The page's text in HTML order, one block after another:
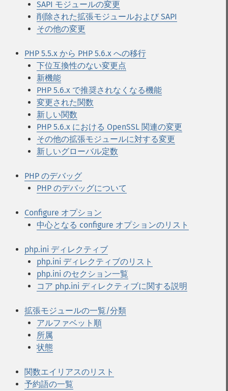
SAPI モジュールの変更
削除された拡張モジュールおよび SAPI
その他の変更
PHP 5.5.x から PHP 5.6.x への移行
下位互換性のない変更点
新機能
PHP 5.6.x で推奨されなくなる機能
変更された関数
新しい関数
PHP 5.6.x における OpenSSL 関連の変更
その他の拡張モジュールに対する変更
新しいグローバル定数
PHP のデバッグ
PHP のデバッグについて
Configure オプション
中心となる configure オプションのリスト
php.ini ディレクティブ
php.ini ディレクティブのリスト
php.ini のセクション一覧
コア php.ini ディレクティブに関する説明
拡張モジュールの一覧/分類
アルファベット順
所属
状態
関数エイリアスのリスト
予約語の一覧